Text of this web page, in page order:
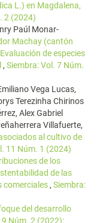
L.) en Magdalena,
2 (2024)
Paúl Monar-
Machay (cantón
de especies
, Siembra: Vol. 7 Núm.
Vega Lucas,
Terezinha Chirinos
Alex Gabriel
Villafuerte,
al cultivo de
11 Núm. 1 (2024)
de los
de las
comerciales , Siembra:
del desarrollo
9 Núm. 2 (2022):